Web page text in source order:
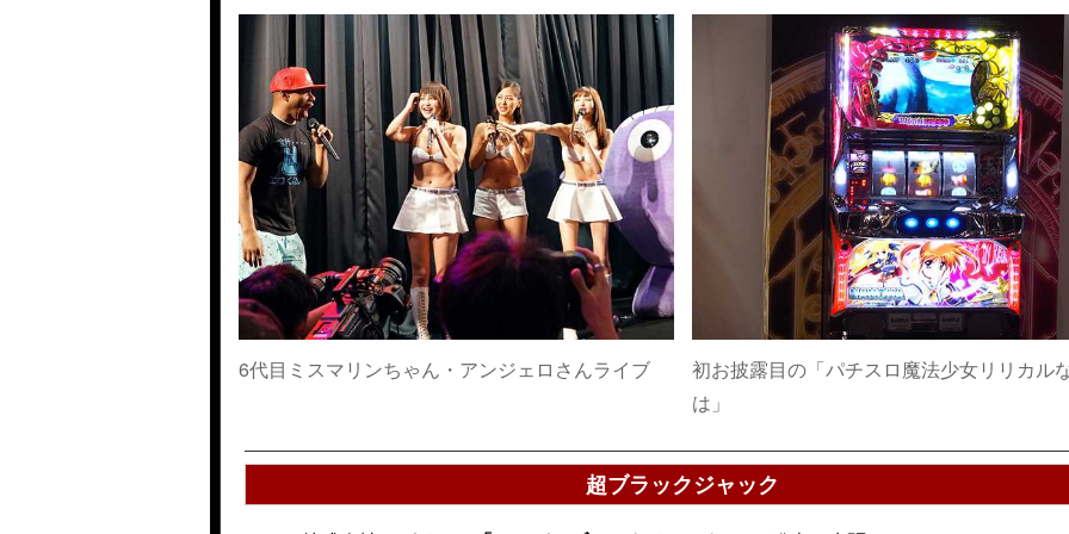
6代目ミスマリンちゃん・アンジェロさんライブ
初お披露目の「パチスロ魔法少女リリカル
は」
超ブラックジャック